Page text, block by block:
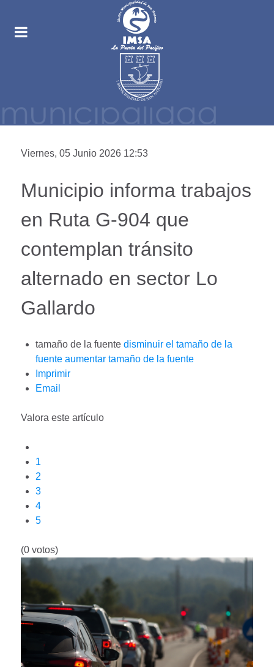
Viernes, 05 Junio 2026 12:53
Municipio informa trabajos
en Ruta G-904 que
contemplan tránsito
alternado en sector Lo
Gallardo
tamaño de la fuente disminuir el tamaño de la
fuente aumentar tamaño de la fuente
Imprimir
Email
Valora este artículo
1
2
3
4
5
(0 votos)